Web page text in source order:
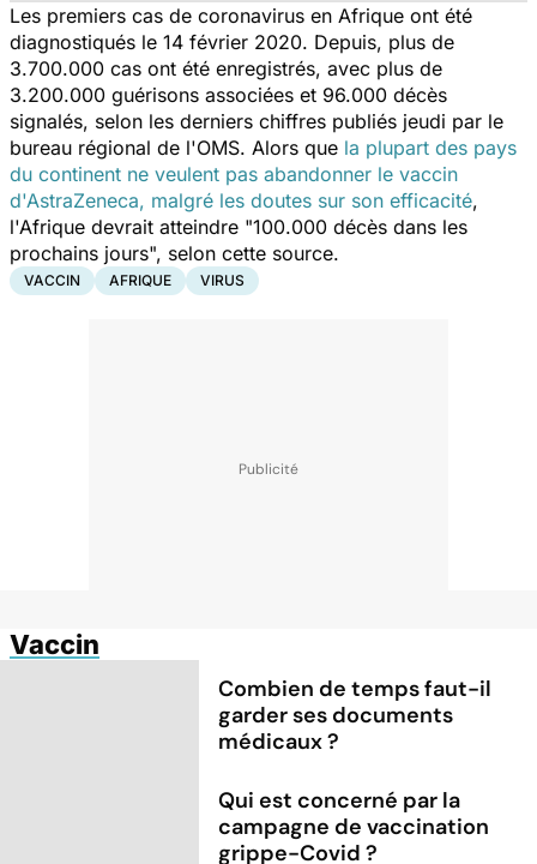
Les premiers cas de coronavirus en Afrique ont été
diagnostiqués le 14 février 2020. Depuis, plus de
3.700.000 cas ont été enregistrés, avec plus de
3.200.000 guérisons associées et 96.000 décès
signalés, selon les derniers chiffres publiés jeudi par le
bureau régional de l'OMS. Alors que la plupart des pays
du continent ne veulent pas abandonner le vaccin
d'AstraZeneca, malgré les doutes sur son efficacité,
l'Afrique devrait atteindre "100.000 décès dans les
prochains jours", selon cette source.
VACCIN AFRIQUE VIRUS
Vaccin
Combien de temps faut-il
garder ses documents
médicaux ?
Qui est concerné par la
campagne de vaccination
grippe-Covid ?